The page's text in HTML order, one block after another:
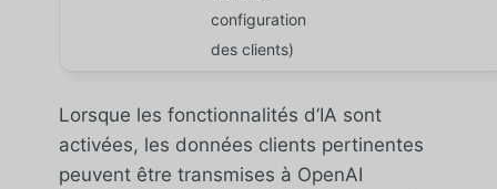
configuration
des clients)
Lorsque les fonctionnalités d’IA sont
activées, les données clients pertinentes
peuvent être transmises à OpenAI